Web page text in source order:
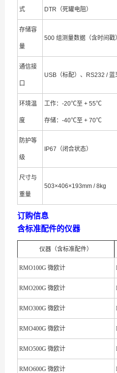
式 DTR（死罐电阻）
存储容
量
500 组测量数据（含时间戳）
通信接
口
USB（标配）、RS232 / 蓝
环境温
度
工作：-20℃至 + 55℃
存储：-40℃至 + 70℃
防护等
级
IP67（闭合状态）
尺寸与
重量
503×406×193mm / 8kg
订购信息
含标准配件的仪器
仪器（含标准配件）
RMO100G 微欧计
RMO200G 微欧计
RMO300G 微欧计
RMO400G 微欧计
RMO500G 微欧计
RMO600G 微欧计